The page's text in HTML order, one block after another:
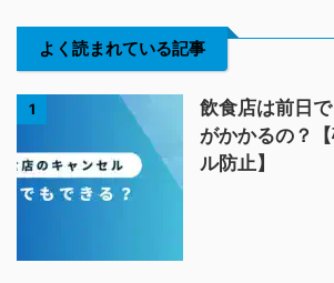
よく読まれている記事
1
飲食店は前日
がかかるの？
ル防止】